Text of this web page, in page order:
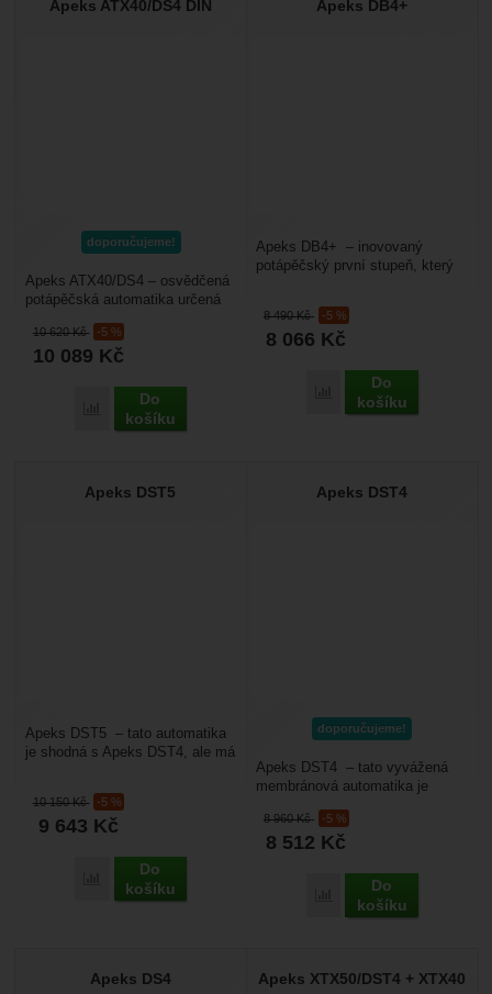
Apeks ATX40/DS4 DIN
doporučujeme!
10 620Kč -5 %
10 089 Kč
Přidat 'Apeks ATX40/DS4 DIN' k porovnání
Do
košíku
Apeks ATX40/DS4 – osvědčená
potápěčská automatika určená
tedy studených...
Apeks DB4+
8 490Kč -5 %
8 066 Kč
Přidat 'Apeks DB4+' k
Do
košíku
Apeks DB4+ – inovovaný
potápěčský první stupeň, který
stupeň DS4 a MTX...
Apeks DST5
10 150Kč -5 %
9 643 Kč
Přidat 'Apeks DST5' k porovnání
Do
košíku
Apeks DST5 – tato automatika
je shodná s Apeks DST4, ale má
výstup pro speciální...
Apeks DST4
doporučujeme!
8 960Kč -5 %
8 512 Kč
Přidat 'Apeks DST4' k
Do
košíku
Apeks DST4 – tato vyvážená
membránová automatika je
navíc 2 vysokotlaké porty...
Apeks DS4 Apeks XTX50/DST4 + XTX40